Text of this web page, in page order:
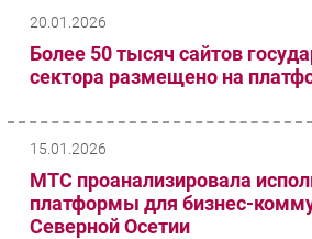
20.01.2026
Более 50 тысяч сайтов
сектора размещено на
15.01.2026
МТС проанализировала
платформы для бизнес-
Северной Осетии